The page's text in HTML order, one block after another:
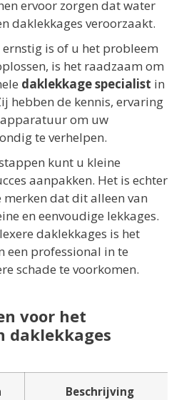
ervoor zorgen dat water
daklekkages veroorzaakt.
ernstig is of u het probleem
is het raadzaam om
daklekkage specialist in
hebben de kennis, ervaring
om uw
te verhelpen.
kunt u kleine
aanpakken. Het is echter
dat dit alleen van
en eenvoudige lekkages.
daklekkages is het
professional in te
schade te voorkomen.
voor het
daklekkages
Beschrijving